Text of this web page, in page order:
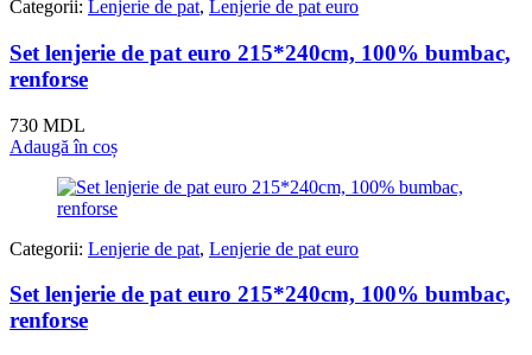
Categorii: Lenjerie de pat, Lenjerie de pat euro
Set lenjerie de pat euro 215*240cm, 100% bumbac,
renforse
730 MDL
Adaugă în coș
Categorii: Lenjerie de pat, Lenjerie de pat euro
Set lenjerie de pat euro 215*240cm, 100% bumbac,
renforse